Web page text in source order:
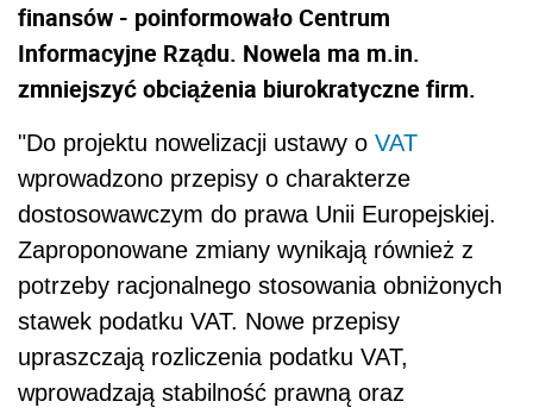
finansów - poinformowało Centrum
Informacyjne Rządu. Nowela ma m.in.
zmniejszyć obciążenia biurokratyczne firm.
"Do projektu nowelizacji ustawy o VAT
wprowadzono przepisy o charakterze
dostosowawczym do prawa Unii Europejskiej.
Zaproponowane zmiany wynikają również z
potrzeby racjonalnego stosowania obniżonych
stawek podatku VAT. Nowe przepisy
upraszczają rozliczenia podatku VAT,
wprowadzają stabilność prawną oraz